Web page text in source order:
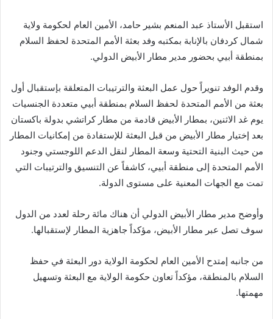
استقبل الأستاذ عبد المنعم بشير حامد، الأمين العام لحكومة ولاية
شمال كردفان بالإنابة بمكتبه وفد بعثة الأمم المتحدة لحفظ السلام
بمنطقة أبيي بحضور مدير مطار الأبيض الدولي.
وقدم الوفد تنويراً حول عمل البعثة والترتيبات المتعلقة بإستقبال أول
بعثة من الأمم المتحدة لحفظ السلام بمنطقة أبيي متعددة الجنسيات
يوم غد الاثنين، بمطار الأبيض قادمة من مطار كراتشي بدولة باكستان
بعد إختيار مطار الأبيض من قبل البعثة للإستفادة من إمكانيات المطار
من حيث البنية التحتية وسعة المطار لنقل الدعم اللوجستي وجنود
الأمم المتحدة إلى منطقة أبيي، كاشفاً عن التنسيق والترتيبات التي
تمت مع الجهات المعنية على مستوى الدولة.
وأوضح مدير مطار الأبيض الدولي أن هناك مائة رحلة لعدد من الدول
سوف تصل عبر مطار الأبيض، مؤكداً جاهزية المطار لإستقبالها.
من جانبه إمتدح الأمين العام لحكومة الولاية دور البعثة في حفظ
السلام بالمنطقة، مؤكداً تعاون حكومة الولاية مع البعثة وتسهيل
مهمتها.